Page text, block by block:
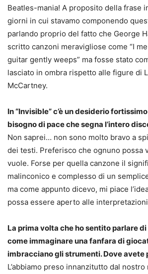
Beatles-mania! A proposito della frase
giorni in cui stavamo componendo
parlando proprio del fatto che George
scritto canzoni meravigliose come “I
guitar gently weeps” ma fosse stato
lasciato in ombra rispetto alle figure di
McCartney.
In “Invisible” c’è un desiderio
bisogno di pace che segna l’intero
Non saprei… non sono molto bravo a
dei testi. Preferisco che ognuno possa
vuole. Forse per quella canzone il
malinconico e complesso di un
ma come appunto dicevo, mi piace
possa essere aperto alle
La prima volta che ho sentito parlare
come immaginare una fanfara di
imbracciano gli strumenti. Dove avete
L’abbiamo preso innanzitutto dal nostro